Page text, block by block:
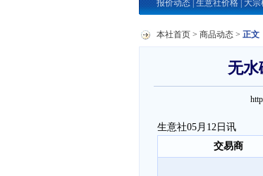
报价动态 生意社价格 大宗
本社首页 > 商品动态 > 正文
无水
生意社05月12日讯
交易商